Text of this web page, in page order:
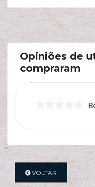
Opiniões de
compraram
VOLTAR